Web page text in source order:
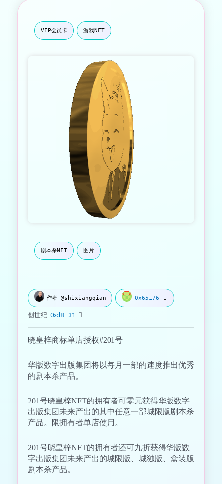
VIP会员卡 游戏NFT
剧本杀NFT 图片
作者 @shixiangqian 0x65…76
创世纪: 0xd8…31
晓皇梓商标单店授权#201号
华版数字出版集团将以每月一部的速度推出优秀
的剧本杀产品。
201号晓皇梓NFT的拥有者可零元获得华版数字
出版集团未来产出的其中任意一部城限版剧本杀
产品。限拥有者单店使用。
201号晓皇梓NFT的拥有者还可九折获得华版数
字出版集团未来产出的城限版、城独版、盒装版
剧本杀产品。